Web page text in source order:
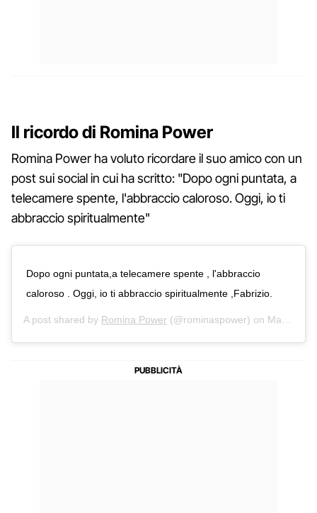
Il ricordo di Romina Power
Romina Power ha voluto ricordare il suo amico con un
post sui social in cui ha scritto: "Dopo ogni puntata, a
telecamere spente, l'abbraccio caloroso. Oggi, io ti
abbraccio spiritualmente"
Dopo ogni puntata,a telecamere spente , l'abbraccio
caloroso . Oggi, io ti abbraccio spiritualmente ,Fabrizio.
A post shared by Romina Power (@rominaspower) on Mar 27, 2018 at 3:04am PDT